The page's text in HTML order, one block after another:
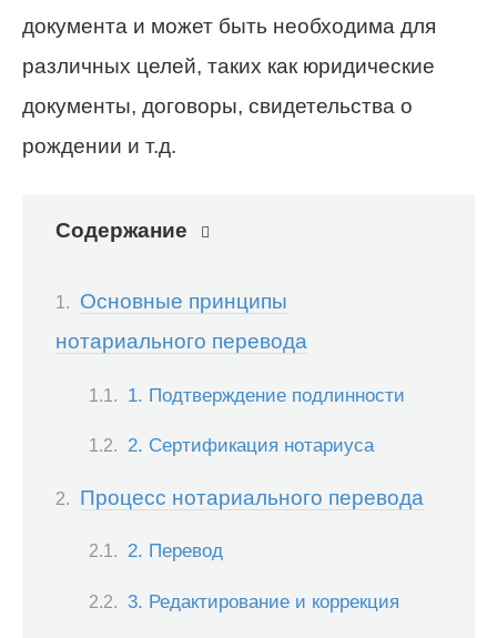
документа и может быть необходима для
различных целей, таких как юридические
документы, договоры, свидетельства о
рождении и т.д.
Содержание
Основные принципы
нотариального перевода
1. Подтверждение подлинности
2. Сертификация нотариуса
Процесс нотариального перевода
2. Перевод
3. Редактирование и коррекция